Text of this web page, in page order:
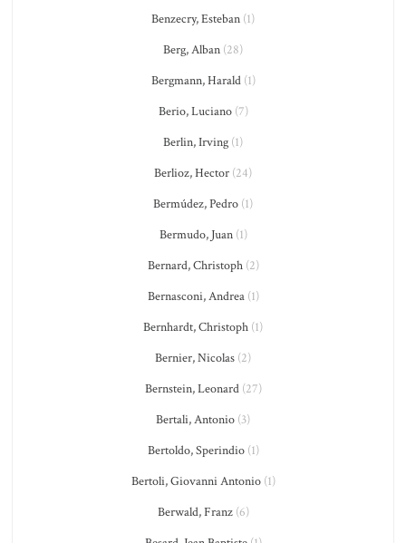
Benzecry, Esteban (1)
Berg, Alban (28)
Bergmann, Harald(1)
Berio, Luciano(7)
Berlin, Irving (1)
Berlioz, Hector (24)
Bermúdez, Pedro (1)
Bermudo, Juan(1)
Bernard, Christoph(2)
Bernasconi, Andrea(1)
Bernhardt, Christoph (1)
Bernier, Nicolas (2)
Bernstein, Leonard(27)
Bertali, Antonio (3)
Bertoldo, Sperindio(1)
Bertoli, Giovanni Antonio(1)
Berwald, Franz(6)